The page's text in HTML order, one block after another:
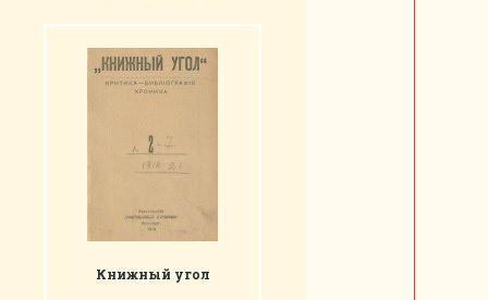
Книжный угол